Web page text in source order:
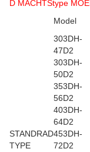
D MACHTStype
Model
STANDRAD
TYPE
303DH-
47D2
303DH-
50D2
353DH-
56D2
403DH-
64D2
453DH-
72D2